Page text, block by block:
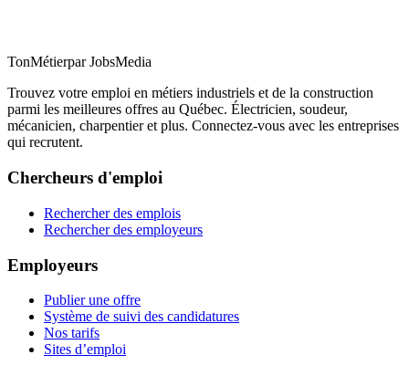
TonMétierpar JobsMedia
Trouvez votre emploi en métiers industriels et de la construction
parmi les meilleures offres au Québec. Électricien, soudeur,
mécanicien, charpentier et plus. Connectez-vous avec les entreprises
qui recrutent.
Chercheurs d'emploi
Rechercher des emplois
Rechercher des employeurs
Employeurs
Publier une offre
Système de suivi des candidatures
Nos tarifs
Sites d’emploi